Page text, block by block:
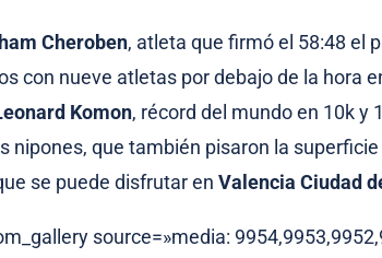
Cheroben, atleta que firmó el 58:48 el
con nueve atletas por debajo de la hora
Komon, récord del mundo en 10k y
nipones, que también pisaron la
se puede disfrutar en Valencia Ciudad
source=»media: